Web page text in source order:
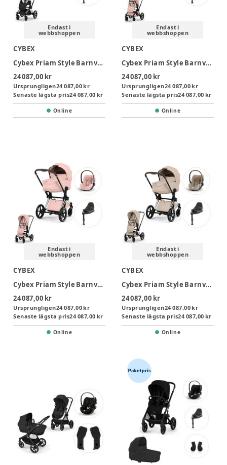
Endast i
webbshoppen
CYBEX
Cybex Priam Style Barnvagn inkl. Cloud T Plus & Bas T - Off White/Chrome Brown
24 087,00 kr
Ursprungligen24 087,00 kr
Senaste lägsta pris24 087,00 kr
Online
Endast i
webbshoppen
CYBEX
Cybex Priam Style Barnvagn inkl. Cloud T Plus & Bas T - Peach Pink/Matt Black
24 087,00 kr
Ursprungligen24 087,00 kr
Senaste lägsta pris24 087,00 kr
Online
Endast i
webbshoppen
CYBEX
Cybex Priam Style Barnvagn inkl. Cloud T Plus & Bas T - Peach Pink/Chrome Brown
24 087,00 kr
Ursprungligen24 087,00 kr
Senaste lägsta pris24 087,00 kr
Online
Endast i
webbshoppen
CYBEX
Cybex Priam Style Barnvagn inkl. Cloud T Plus & Bas T - Cozy Beige/Chrome Brown
24 087,00 kr
Ursprungligen24 087,00 kr
Senaste lägsta pris24 087,00 kr
Online